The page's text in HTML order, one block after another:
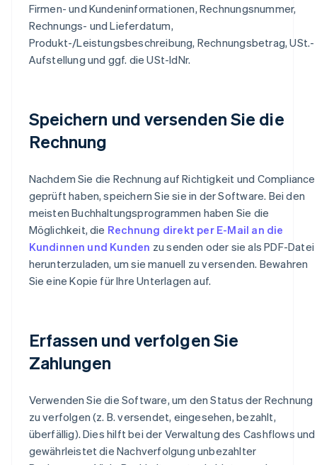
Firmen- und Kundeninformationen, Rechnungsnummer,
Rechnungs- und Lieferdatum,
Produkt-/Leistungsbeschreibung, Rechnungsbetrag, USt.-
Aufstellung und ggf. die USt-IdNr.
Speichern und versenden Sie die
Rechnung
Nachdem Sie die Rechnung auf Richtigkeit und Compliance
geprüft haben, speichern Sie sie in der Software. Bei den
meisten Buchhaltungsprogrammen haben Sie die
Möglichkeit, die Rechnung direkt per E-Mail an die
Kundinnen und Kunden zu senden oder sie als PDF-Datei
herunterzuladen, um sie manuell zu versenden. Bewahren
Sie eine Kopie für Ihre Unterlagen auf.
Erfassen und verfolgen Sie
Zahlungen
Verwenden Sie die Software, um den Status der Rechnung
zu verfolgen (z. B. versendet, eingesehen, bezahlt,
überfällig). Dies hilft bei der Verwaltung des Cashflows und
gewährleistet die Nachverfolgung unbezahlter